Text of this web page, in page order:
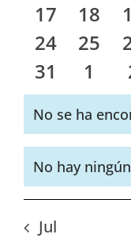
17
18
24
25
31
1
Aviso
No se ha
Aviso
No hay
Jul